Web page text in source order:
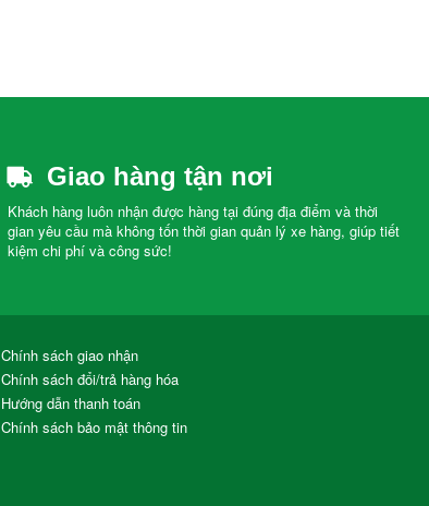
Giao hàng tận nơi
Khách hàng luôn nhận được hàng tại đúng địa điểm và thời
gian yêu cầu mà không tốn thời gian quản lý xe hàng, giúp tiết
kiệm chi phí và công sức!
Chính sách giao nhận
Chính sách đổi/trả hàng hóa
Hướng dẫn thanh toán
Chính sách bảo mật thông tin